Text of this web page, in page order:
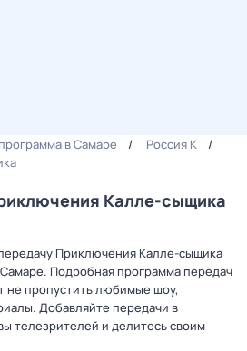
в Самаре
Россия К
Калле-сыщика
Приключения Калле-сыщика
Подробная программа передач
не пропустить любимые шоу,
Добавляйте передачи в
телезрителей и делитесь своим